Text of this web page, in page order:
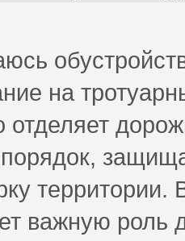
на
отделяет
важную роль